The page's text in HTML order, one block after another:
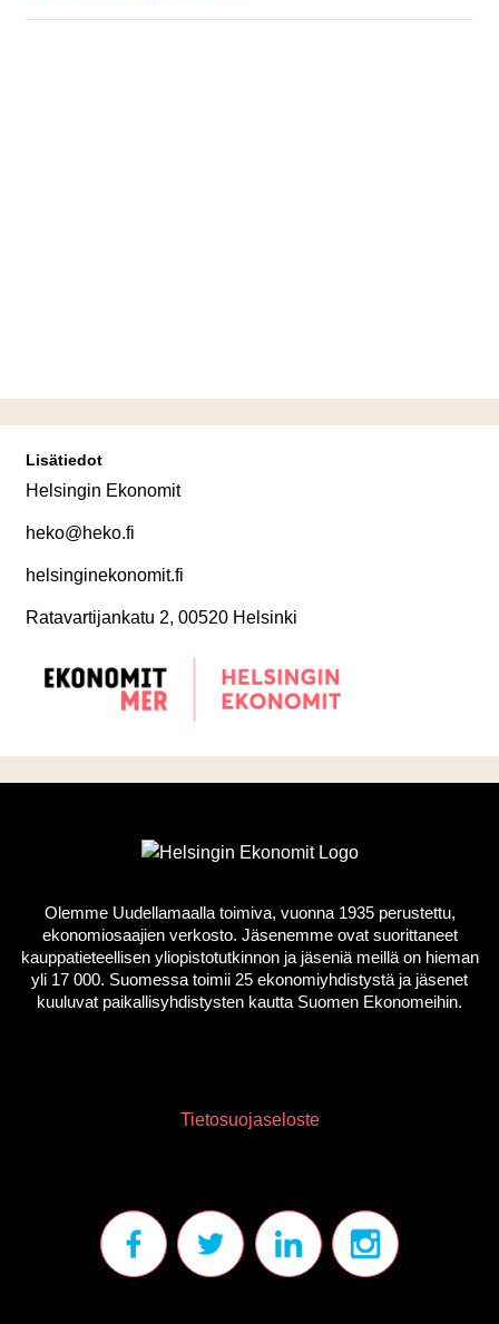
Lisätiedot
Helsingin Ekonomit
heko@heko.fi
helsinginekonomit.fi
Ratavartijankatu 2, 00520 Helsinki
Olemme Uudellamaalla toimiva, vuonna 1935 perustettu,
ekonomiosaajien verkosto. Jäsenemme ovat suorittaneet
kauppatieteellisen yliopistotutkinnon ja jäseniä meillä on hieman
yli 17 000. Suomessa toimii 25 ekonomiyhdistystä ja jäsenet
kuuluvat paikallisyhdistysten kautta Suomen Ekonomeihin.
Tietosuojaseloste